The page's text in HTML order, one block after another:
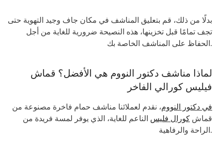
بدلًا من ذلك، قم بتعليق المناشف في مكان جاف وجيد التهوية حتى
تجف تمامًا قبل تخزينها، هذه النصيحة ضرورية للغاية من أجل
الحفاظ على المناشف الخاصة بك.
لماذا مناشف دكتور النووم هي الأفضل؟ قماش
فيليس كورالي الفاخر
في دكتور النووم، نقدم لعملائنا مناشف حمام فاخرة مصنوعة من
قماش كورال فليس الناعم للغاية، الذي يوفر لمسة فريدة من
الراحة والرفاهية.